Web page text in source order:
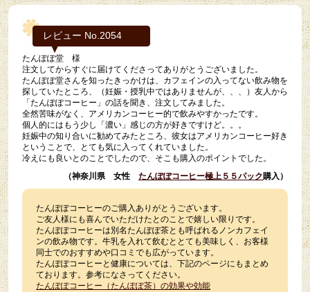
レビュー No.2054
たんぽぽ堂 様
注文してからすぐに届けてくださってありがとうございました。
たんぽぽ堂さんを知ったきっかけは、カフェインの入ってない飲み物を
探していたところ、（妊娠・授乳中ではありませんが、、、）友人から
「たんぽぽコーヒー」の話を聞き、注文してみました。
全然苦味がなく、アメリカンコーヒー的で飲みやすかったです。
個人的にはもう少し「濃い」感じの方が好きですけど。。。
妊娠中の知り合いに勧めてみたところ、彼女はアメリカンコーヒー好き
ということで、とても気に入ってくれていました。
冷えにも良いとのことでしたので、そこも購入のポイントでした。
（神奈川県 女性 たんぽぽコーヒー極上５５パック購入）
たんぽぽコーヒーのご購入ありがとうございます。
ご友人様にも喜んでいただけたとのことで嬉しい限りです。
たんぽぽコーヒーは別名たんぽぽ茶とも呼ばれるノンカフェイ
ンの飲み物です。牛乳を入れて飲むととても美味しく、お客様
同士でのおすすめや口コミでも広がっています。
たんぽぽコーヒーと健康については、下記のページにもまとめ
ております。参考になさってください。
たんぽぽコーヒー（たんぽぽ茶）の効果や効能